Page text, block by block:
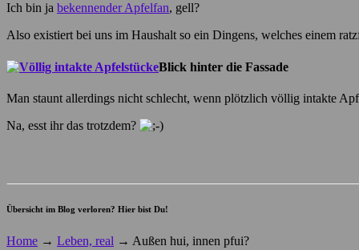
Ich bin ja bekennender Apfelfan, gell?
Also existiert bei uns im Haushalt so ein Dingens, welches einem
Blick hinter die Fassade
Man staunt allerdings nicht schlecht, wenn plötzlich völlig intakte
Na, esst ihr das trotzdem?
Übersicht im Blog verloren? Hier bist Du!
Home → Leben, real → Außen hui, innen pfui?